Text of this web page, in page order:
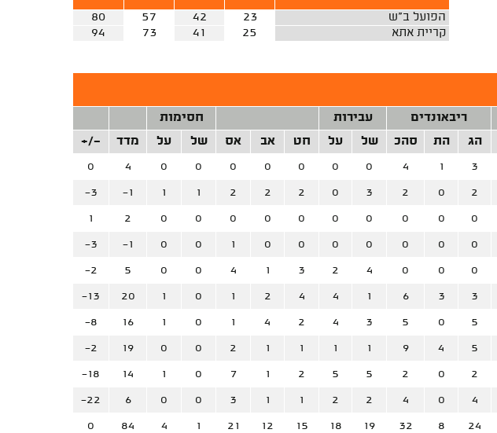
הפועל ב"ש 23
42
57
80
קריית אתא
25
41
73
94
ריבאונדים עבירות
חסימות
הג הת סהכ של על חט אב אס של על מדד +/-
3
1
4
0
0
0
0
0
0
0
4
0
2
0
2
3
0
2
2
2
1
1
-1
-3
0
0
0
0
0
0
0
0
0
0
2
1
0
0
0
0
0
0
0
1
0
0
-1
-3
0
0
0
4
2
3
1
4
0
0
5
-2
3
3
6
1
4
4
2
1
0
1
20
-13
5
0
5
3
4
2
4
1
0
1
16
-8
5
4
9
1
1
1
1
2
0
0
19
-2
2
0
2
5
5
2
1
7
0
1
14
-18
4
0
4
2
2
1
1
3
0
0
6
-22
24
8
32
19
18
15
12
21
1
4
84
0